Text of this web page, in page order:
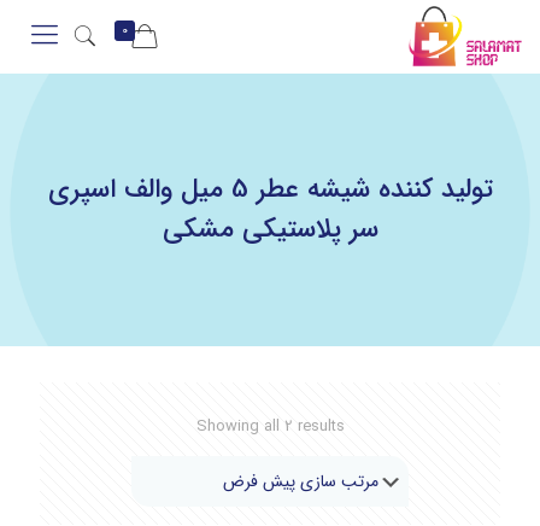
0
تولید کننده شیشه عطر 5 میل والف اسپری
سر پلاستیکی مشکی
Showing all 2 results